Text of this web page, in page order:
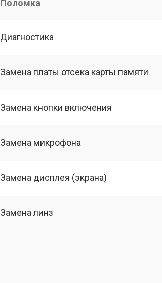
Поломка
Диагностика
Замена платы отсека карты памяти
Замена кнопки включения
Замена микрофона
Замена дисплея (экрана)
Замена линз